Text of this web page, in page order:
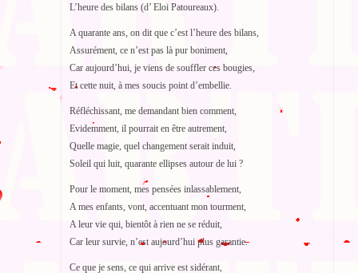
L’heure des bilans (d’ Eloi Patoureaux).
A quarante ans, on dit que c’est l’heure des bilans,
Assurément, ce n’est pas là pur boniment,
Car aujourd’hui, je viens de souffler ces bougies,
Et cette nuit, à mes soucis point d’embellie.
Réfléchissant, me demandant bien comment,
Evidemment, il pourrait en être autrement,
Quelle magie, quel changement serait induit,
Soleil qui luit, quarante ellipses autour de lui ?
Pour le moment, mes pensées inlassablement,
A mes enfants, vont, accentuant mon tourment,
A leur vie qui, bientôt à rien ne se réduit,
Car leur survie, n’est aujourd’hui plus garantie.
Ce que je sens, ce qui arrive est sidérant,